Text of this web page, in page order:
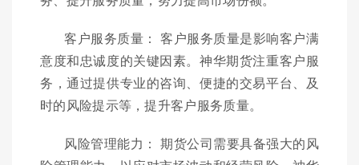
客户服务质量： 客户服务质量是影响客户满
意度和忠诚度的关键因素。神华期货注重客户服
务，通过提供专业的咨询、便捷的交易平台、及
时的风险提示等，提升客户服务质量。
风险管理能力： 期货公司需要具备强大的风